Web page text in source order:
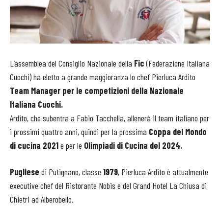
L’assemblea del Consiglio Nazionale della Fic(Federazione Italiana
Cuochi) ha eletto a grande maggioranza lo chef Pierluca Ardito
Team Manager per le competizioni della Nazionale
Italiana Cuochi.
Ardito, che subentra a Fabio Tacchella, allenerà il team italiano per
i prossimi quattro anni, quindi per la prossima Coppa del Mondo
di cucina 2021e per le Olimpiadi di Cucina del 2024.
Pugliese di Putignano, classe 1979, Pierluca Ardito è attualmente
executive chef del Ristorante Nobis e del Grand Hotel La Chiusa di
Chietri ad Alberobello.